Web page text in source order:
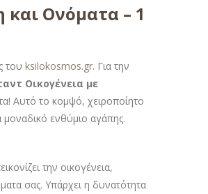
Ονόματα – 1
του ksilokosmos.gr. Για την
Οικογένεια με
Αυτό το κομψό, χειροποίητο
ενθύμιο αγάπης.
την οικογένεια,
σας. Υπάρχει η δυνατότητα